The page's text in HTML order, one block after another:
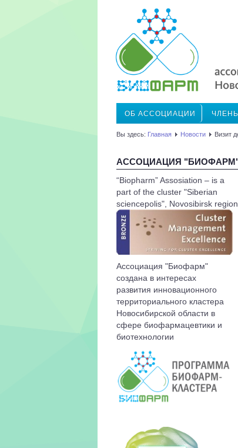
ОБ АССОЦИАЦИИ
Вы здесь: Главная Новости Визит
АССОЦИАЦИЯ
“Biopharm” Assosiation – is a
part of the cluster "Siberian
sciencepolis", Novosibirsk region
Ассоциация "Биофарм"
создана в интересах
развития инновационного
территориального кластера
Новосибирской области в
сфере биофармацевтики и
биотехнологии